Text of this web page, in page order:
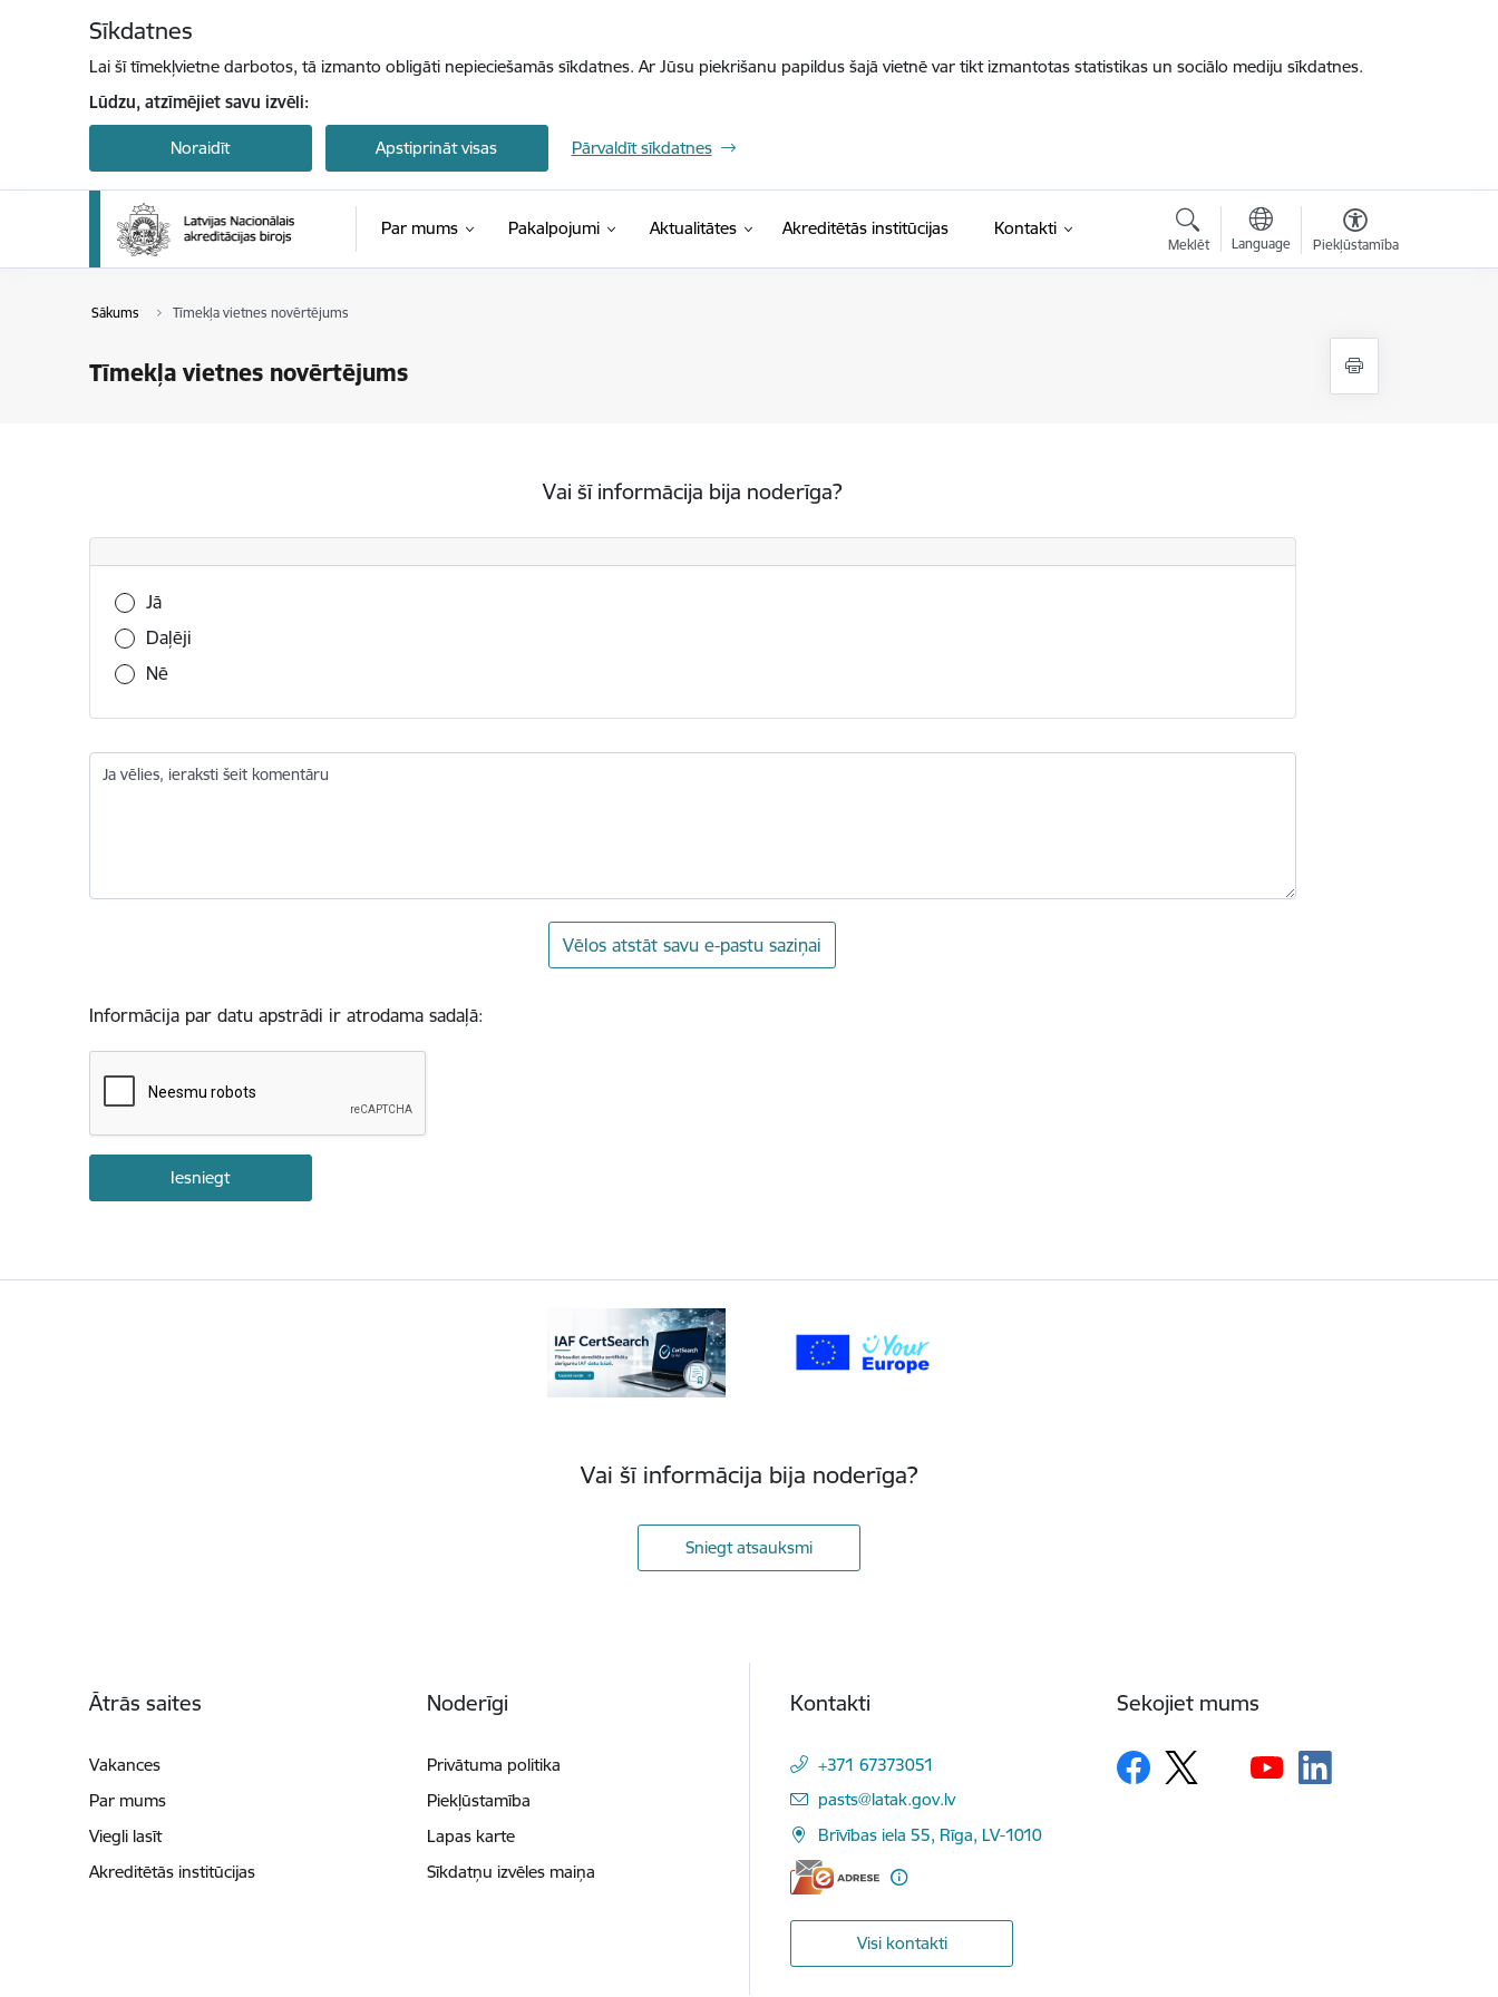
Sīkdatnes
Lai šī tīmekļvietne darbotos, tā izmanto obligāti nepieciešamās sīkdatnes. Ar Jūsu piekrišanu papildus šajā vietnē var tikt izmantotas statistikas un sociālo mediju sīkdatnes.
Lūdzu, atzīmējiet savu izvēli:
Noraidīt Apstiprināt visas Pārvaldīt sīkdatnes
Par mums Pakalpojumi Aktualitātes Akreditētās institūcijas Kontakti
Meklēt Language Piekļūstamība
Sākums Tīmekļa vietnes novērtējums
Tīmekļa vietnes novērtējums
Vai šī informācija bija noderīga?
Vai šī informācija bija noderīga?
Jā
Daļēji
Nē
Ja vēlies, ieraksti šeit komentāru
Vēlos atstāt savu e-pastu saziņai
Informācija par datu apstrādi ir atrodama sadaļā:
Vai šī informācija bija noderīga?
Sniegt atsauksmi
Ātrās saites
Vakances
Par mums
Viegli lasīt
Akreditētās institūcijas
Noderīgi
Privātuma politika
Piekļūstamība
Lapas karte
Sīkdatņu izvēles maiņa
Kontakti
+371 67373051
E-pasts:
pasts@latak.gov.lv
Brīvības iela 55, Rīga, LV-1010
Visi kontakti
Sekojiet mums